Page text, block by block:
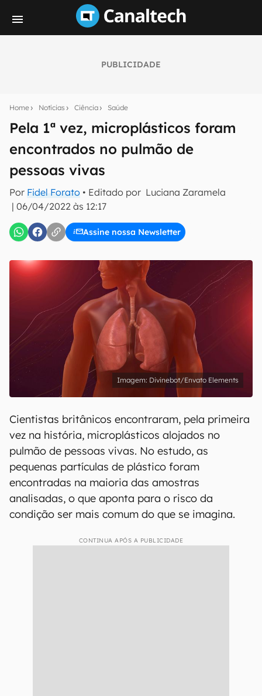
PUBLICIDADE
Home Notícias Ciência Saúde
Pela 1ª vez, microplásticos foram
encontrados no pulmão de
pessoas vivas
Por Fidel Forato • Editado por Luciana Zaramela
| 06/04/2022 às 12:17
Assine nossa Newsletter
notícias e reviews sobre tecnologia em primeira
mão.
E-mail
inscreva-se
Confirmo que li, aceito e concordo com os Termos de
Uso e Política de Privacidade do Canaltech.
Divinebot/Envato Elements
Cientistas britânicos encontraram, pela primeira
vez na história, microplásticos alojados no
pulmão de pessoas vivas. No estudo, as
pequenas partículas de plástico foram
encontradas na maioria das amostras
analisadas, o que aponta para o risco da
condição ser mais comum do que se imagina.
CONTINUA APÓS A PUBLICIDADE